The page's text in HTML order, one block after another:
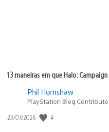
13 maneiras em que Halo:
Phil Hornshaw
PlayStation Blog
Data
23/07/2026 4